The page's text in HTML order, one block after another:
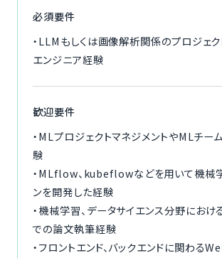
必須要件
・LLMもしくは画像解析関係のプロジェ
エンジニア経験
歓迎要件
・MLプロジェクトマネジメントやMLチー
験
・MLflow、kubeflowなどを用いて機械
ンを開発した経験
・機械学習、データサイエンス分野にお
での論文執筆経験
・フロントエンド、バックエンドに関わる